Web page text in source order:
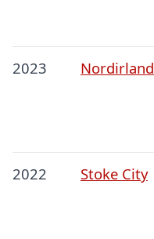
2023 Nordirland
2022 Stoke City